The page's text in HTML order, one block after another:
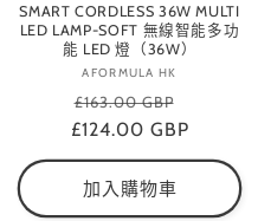
SMART CORDLESS 36W MULTI
LED LAMP-SOFT 無線智能多功
能 LED 燈（36W）
廠
商：
AFORMULA HK
定
價
£163.00 GBP
價
£124.00 GBP
加入購物車